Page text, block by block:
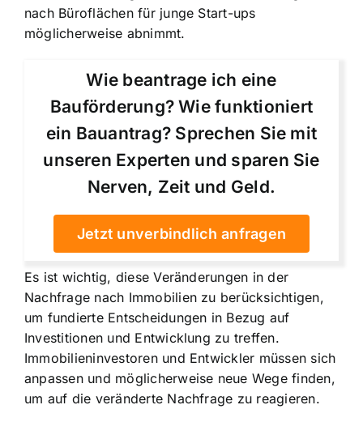
nach Büroflächen für junge Start-ups
möglicherweise abnimmt.
Wie beantrage ich eine
Bauförderung? Wie funktioniert
ein Bauantrag? Sprechen Sie mit
unseren Experten und sparen Sie
Nerven, Zeit und Geld.
Jetzt unverbindlich anfragen
Es ist wichtig, diese Veränderungen in der
Nachfrage nach Immobilien zu berücksichtigen,
um fundierte Entscheidungen in Bezug auf
Investitionen und Entwicklung zu treffen.
Immobilieninvestoren und Entwickler müssen sich
anpassen und möglicherweise neue Wege finden,
um auf die veränderte Nachfrage zu reagieren.